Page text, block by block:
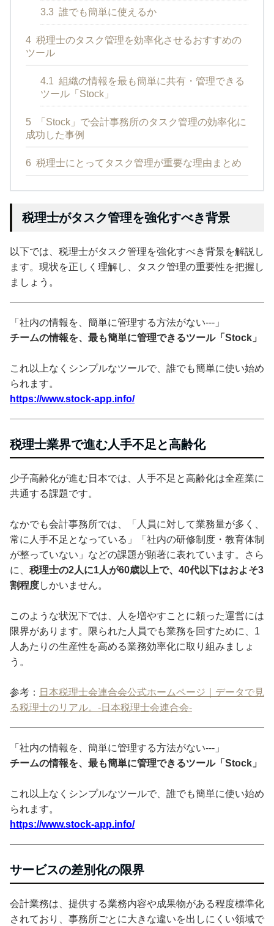
3.3 誰でも簡単に使えるか
4 税理士のタスク管理を効率化させるおすすめの
ツール
4.1 組織の情報を最も簡単に共有・管理できる
ツール「Stock」
5
「Stock」で会計事務所のタスク管理の効率化に
成功した事例
6 税理士にとってタスク管理が重要な理由まとめ
税理士がタスク管理を強化すべき背景
以下では、税理士がタスク管理を強化すべき背景を解説し
ます。現状を正しく理解し、タスク管理の重要性を把握し
ましょう。
「社内の情報を、簡単に管理する方法がない---」
チームの情報を、最も簡単に管理できるツール「Stock」
これ以上なくシンプルなツールで、誰でも簡単に使い始め
られます。
https://www.stock-app.info/
税理士業界で進む人手不足と高齢化
少子高齢化が進む日本では、人手不足と高齢化は全産業に
共通する課題です。
なかでも会計事務所では、「人員に対して業務量が多く、
常に人手不足となっている」「社内の研修制度・教育体制
が整っていない」などの課題が顕著に表れています。さら
に、 税理士の2人に1人が60歳以上で、40代以下はおよそ3
割程度しかいません。
このような状況下では、人を増やすことに頼った運営には
限界があります。限られた人員でも業務を回すために、1
人あたりの生産性を高める業務効率化に取り組みましょ
う。
参考： 日本税理士会連合会公式ホームページ｜データで見
る税理士のリアル。‐日本税理士会連合会‐
「社内の情報を、簡単に管理する方法がない---」
チームの情報を、最も簡単に管理できるツール「Stock」
これ以上なくシンプルなツールで、誰でも簡単に使い始め
られます。
https://www.stock-app.info/
サービスの差別化の限界
会計業務は、提供する業務内容や成果物がある程度標準化
されており、事務所ごとに大きな違いを出しにくい領域で